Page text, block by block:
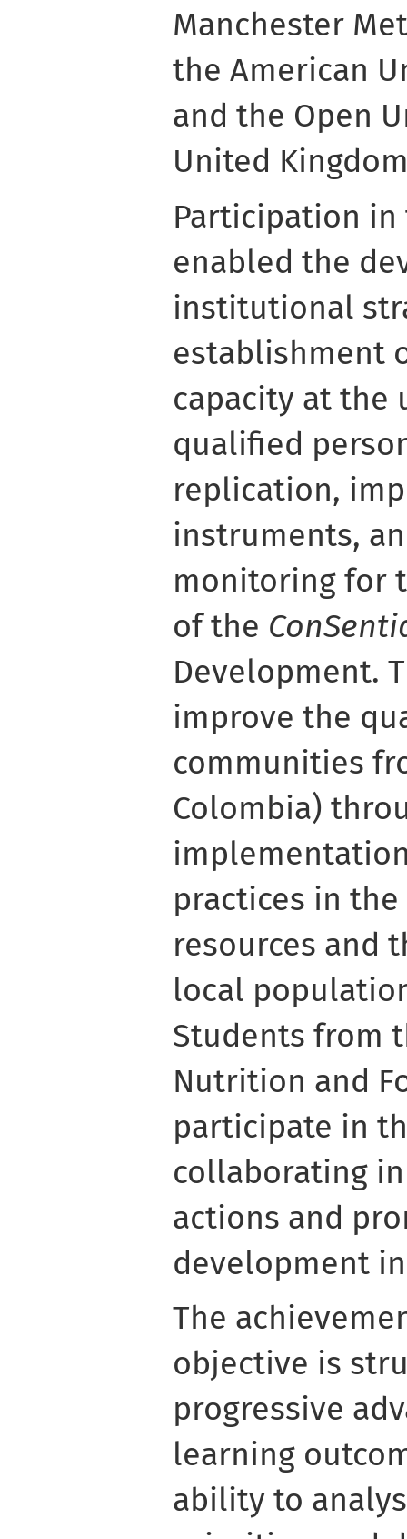
Manchester
the American
and the Open
United
Participation
enabled the
institutional
establishment
capacity at the
qualified
replication,
instruments,
monitoring for
of the
Development.
improve the
communities
Colombia)
practices in
resources and
local
Students from
Nutrition and
participate in
collaborating
actions and
development
The
objective is
progressive
learning
ability to